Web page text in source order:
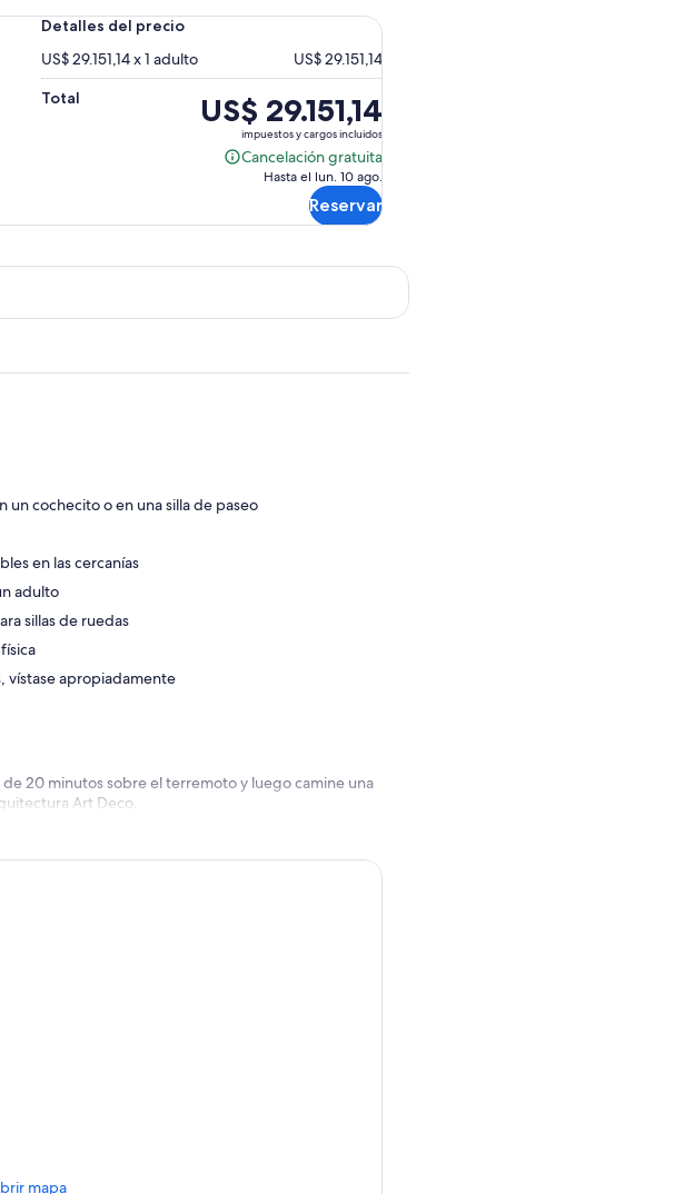
Detalles del precio
US$ 29.151,14 x 1 adulto
US$ 29.151,14
Total
El
precio
US$ 29.151,14
impuestos y cargos incluidos
Cancelación gratuita
Cancelación
Hasta el lun. 10 ago.
Reservar
un cochecito o en una silla de paseo
en las cercanías
adulto
sillas de ruedas
vístase apropiadamente
20 minutos sobre el terremoto y luego camine una
Art Deco.
mapa